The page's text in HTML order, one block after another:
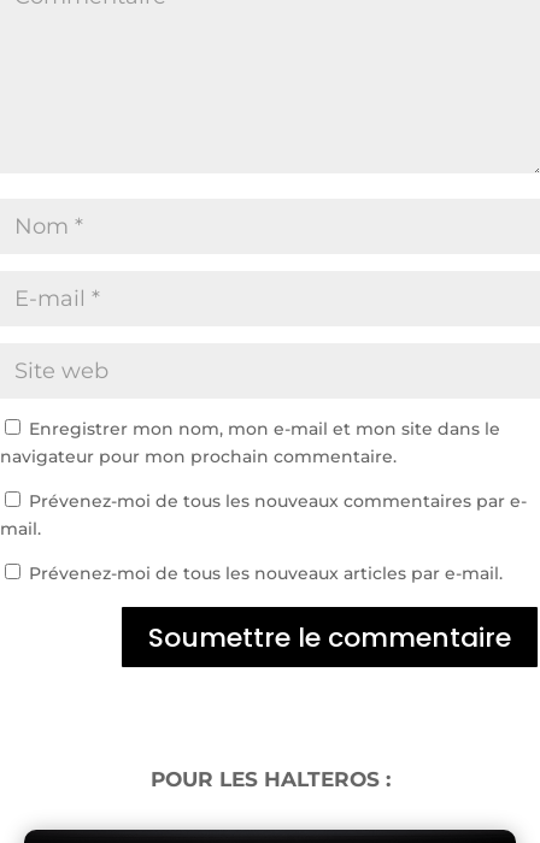
Enregistrer mon nom, mon e-mail et mon site dans le
navigateur pour mon prochain commentaire.
Prévenez-moi de tous les nouveaux commentaires par e-
mail.
Prévenez-moi de tous les nouveaux articles par e-mail.
Soumettre le commentaire
POUR LES HALTEROS :